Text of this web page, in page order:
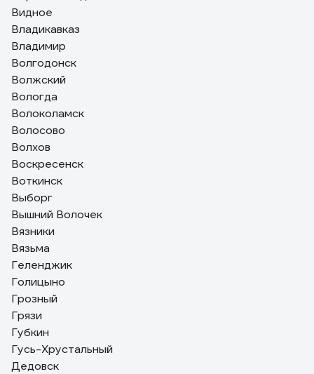
Видное
Владикавказ
Владимир
Волгодонск
Волжский
Вологда
Волоколамск
Волосово
Волхов
Воскресенск
Воткинск
Выборг
Вышний Волочек
Вязники
Вязьма
Геленджик
Голицыно
Грозный
Грязи
Губкин
Гусь-Хрустальный
Дедовск